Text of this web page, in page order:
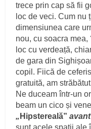
trece prin cap să fii
loc de veci. Cum nu
dimensiunea care
nou, cu soacra
loc cu verdeață,
de gara din
copil. Fiică de
gratuită, am
Ne duceam într-un
beam un cico și
„ Hipstereală”
sunt acele spații ale